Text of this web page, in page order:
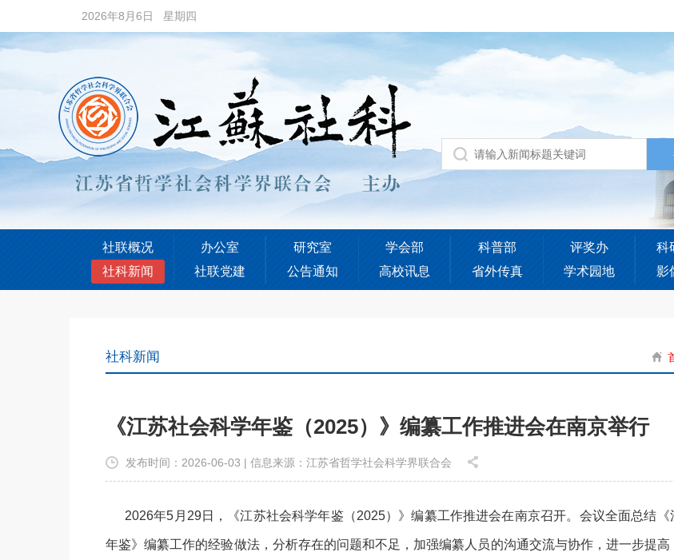
2026年8月6日 星期四
社联概况 办公室 研究室 学会部 科普部 评奖办 科
社科新闻
社联党建 公告通知 高校讯息 省外传真 学术园地 影
社科新闻
《江苏社会科学年鉴（2025）》编纂工作推进会在南京举行
发布时间：2026-06-03 | 信息来源：江苏省哲学社会科学界联合会
2026年5月29日，《江苏社会科学年鉴（2025）》编纂工作推进会在南京召开。会议全面总结《
年鉴》编纂工作的经验做法，分析存在的问题和不足，加强编纂人员的沟通交流与协作，进一步提